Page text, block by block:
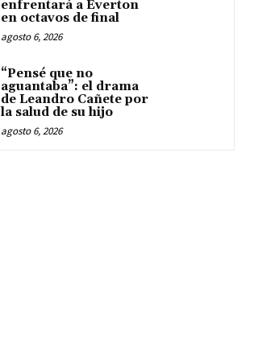
enfrentará a Everton
en octavos de final
agosto 6, 2026
“Pensé que no
aguantaba”: el drama
de Leandro Cañete por
la salud de su hijo
agosto 6, 2026